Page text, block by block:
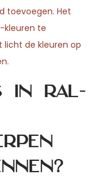
toevoegen. Het
kleuren te
licht de kleuren op
RAL-